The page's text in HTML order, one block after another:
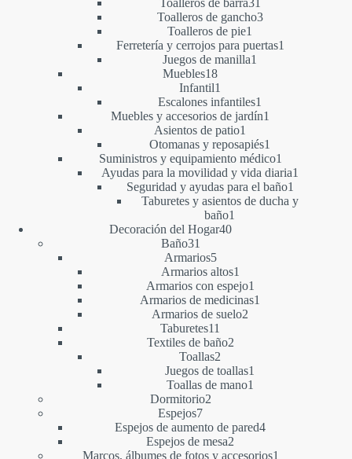
Toalleros de barra31
productos
Toalleros de gancho33
Toalleros de pie1
producto
Ferretería y cerrojos para puertas1
Juegos de manilla1
Muebles1818
productos
Infantil1
producto
Escalones infantiles1
producto
Muebles y accesorios de jardín1
Asientos de patio1
producto
Otomanas y reposapiés1
producto
Suministros y equipamiento médico1
producto
Ayudas para la movilidad y vida diaria1
Seguridad y ayudas para el baño1
producto
Taburetes y asientos de ducha y
baño1
Decoración del Hogar4040
Baño31
productos
Armarios55
productos
Armarios altos1
producto
Armarios con espejo1
producto
Armarios de medicinas1
Armarios de suelo2
Taburetes11
productos
Textiles de baño22
Toallas2
productos
Juegos de toallas1
Toallas de mano1
Dormitorio22
Espejos77
productos
Espejos de aumento de pared44
Espejos de mesa2
productos
Marcos, álbumes de fotos y accesorios1